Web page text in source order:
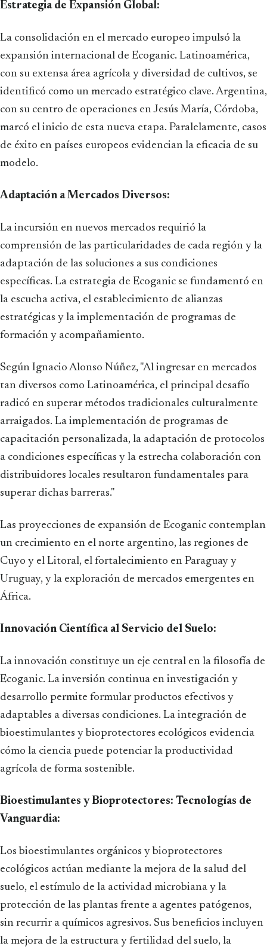
Estrategia de Expansión Global:
La consolidación en el mercado europeo impulsó la
expansión internacional de Ecoganic. Latinoamérica,
con su extensa área agrícola y diversidad de cultivos, se
identificó como un mercado estratégico clave. Argentina,
con su centro de operaciones en Jesús María, Córdoba,
marcó el inicio de esta nueva etapa. Paralelamente, casos
de éxito en países europeos evidencian la eficacia de su
modelo.
Adaptación a Mercados Diversos:
La incursión en nuevos mercados requirió la
comprensión de las particularidades de cada región y la
adaptación de las soluciones a sus condiciones
específicas. La estrategia de Ecoganic se fundamentó en
la escucha activa, el establecimiento de alianzas
estratégicas y la implementación de programas de
formación y acompañamiento.
Según Ignacio Alonso Núñez, "Al ingresar en mercados
tan diversos como Latinoamérica, el principal desafío
radicó en superar métodos tradicionales culturalmente
arraigados. La implementación de programas de
capacitación personalizada, la adaptación de protocolos
a condiciones específicas y la estrecha colaboración con
distribuidores locales resultaron fundamentales para
superar dichas barreras."
Las proyecciones de expansión de Ecoganic contemplan
un crecimiento en el norte argentino, las regiones de
Cuyo y el Litoral, el fortalecimiento en Paraguay y
Uruguay, y la exploración de mercados emergentes en
África.
Innovación Científica al Servicio del Suelo:
La innovación constituye un eje central en la filosofía de
Ecoganic. La inversión continua en investigación y
desarrollo permite formular productos efectivos y
adaptables a diversas condiciones. La integración de
bioestimulantes y bioprotectores ecológicos evidencia
cómo la ciencia puede potenciar la productividad
agrícola de forma sostenible.
Bioestimulantes y Bioprotectores: Tecnologías de
Vanguardia:
Los bioestimulantes orgánicos y bioprotectores
ecológicos actúan mediante la mejora de la salud del
suelo, el estímulo de la actividad microbiana y la
protección de las plantas frente a agentes patógenos,
sin recurrir a químicos agresivos. Sus beneficios incluyen
la mejora de la estructura y fertilidad del suelo, la